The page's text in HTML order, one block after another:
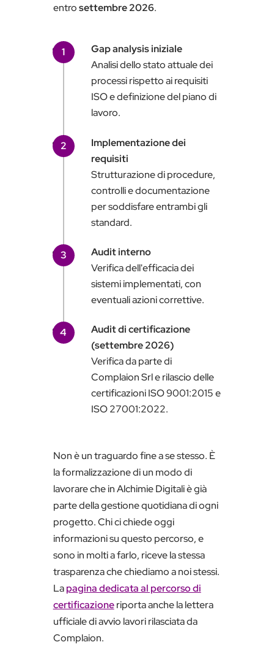
entrosettembre 2026.
1
Gap analysis iniziale
Analisi dello stato attuale dei
processi rispetto ai requisiti
ISO e definizione del piano di
lavoro.
2
Implementazione dei
requisiti
Strutturazione di procedure,
controlli e documentazione
per soddisfare entrambi gli
standard.
3
Audit interno
Verifica dell'efficacia dei
sistemi implementati, con
eventuali azioni correttive.
4
Audit di certificazione
(settembre 2026)
Verifica da parte di
Complaion Srl e rilascio delle
certificazioni ISO 9001:2015 e
ISO 27001:2022.
Non è un traguardo fine a se stesso. È
la formalizzazione di un modo di
lavorare che in Alchimie Digitali è già
parte della gestione quotidiana di ogni
progetto. Chi ci chiede oggi
informazioni su questo percorso, e
sono in molti a farlo, riceve la stessa
trasparenza che chiediamo a noi stessi.
Lapagina dedicata al percorso di
certificazioneriporta anche la lettera
ufficiale di avvio lavori rilasciata da
Complaion.